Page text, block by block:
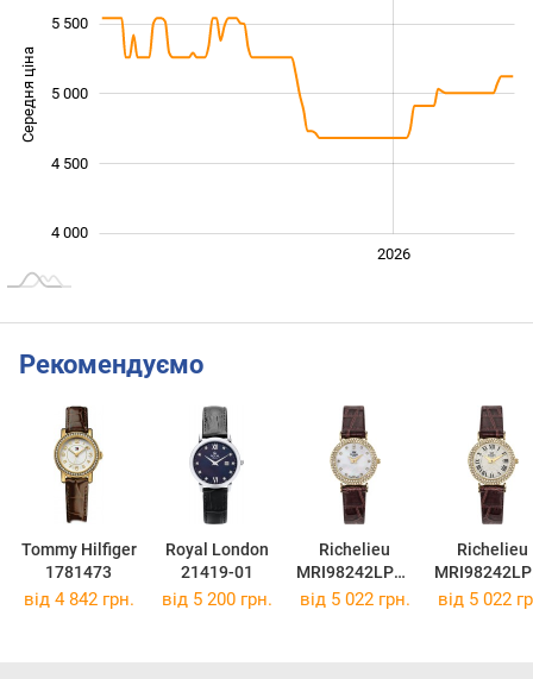
Середня ціна 4 200
4 000
5 000
5 500
4 500
2026
Рекомендуємо
Tommy Hilfiger
1781473
Royal London
21419-01
Richelieu
MRI98242LP05
911
Richelieu
916
від 4 842 грн. від 5 200 грн. від 5 022 грн. від 5 022